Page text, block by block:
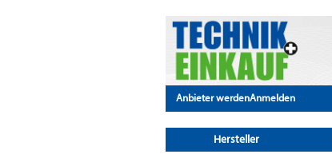
Anbieter werdenAnmelden
Hersteller